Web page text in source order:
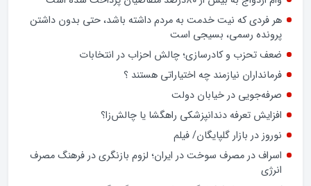
تشدید تخلفات در برخی بانک‌های خصوصی و شیوه‌های غیرشفاف
در پرداخت تسهیلات کلان، بار دیگر عملکرد شبکه بانکی کشور را در
معرض پرسش‌های جدی قرار داده است.
وام ازدواج به بیش از 80درصد متقاضیان پرداخت شده است
هر فردی که نیت خدمت به مردم داشته باشد، حتی بدون داشتن
پرونده رسمی، بسیجی است
ضعف تحزب و کادرسازی؛ چالش احزاب در انتخابات
فرمانداران نیازمند چه اختیاراتی هستند ؟
صرفه‌جویی در خیابان دولت
افزایش تعرفه دندانپزشکی راهگشا یا چالش‌زا؟